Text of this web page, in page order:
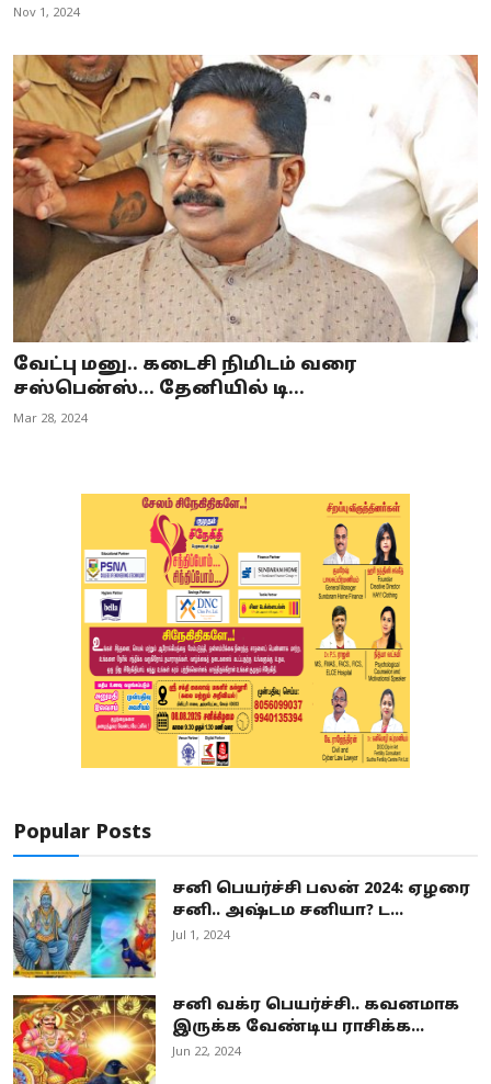
Nov 1, 2024
வேட்பு மனு.. கடைசி நிமிடம் வரை
சஸ்பென்ஸ்... தேனியில் டி...
Mar 28, 2024
Popular Posts
சனி பெயர்ச்சி பலன் 2024: ஏழரை
சனி.. அஷ்டம சனியா? ட...
Jul 1, 2024
சனி வக்ர பெயர்ச்சி.. கவனமாக
இருக்க வேண்டிய ராசிக்க...
Jun 22, 2024